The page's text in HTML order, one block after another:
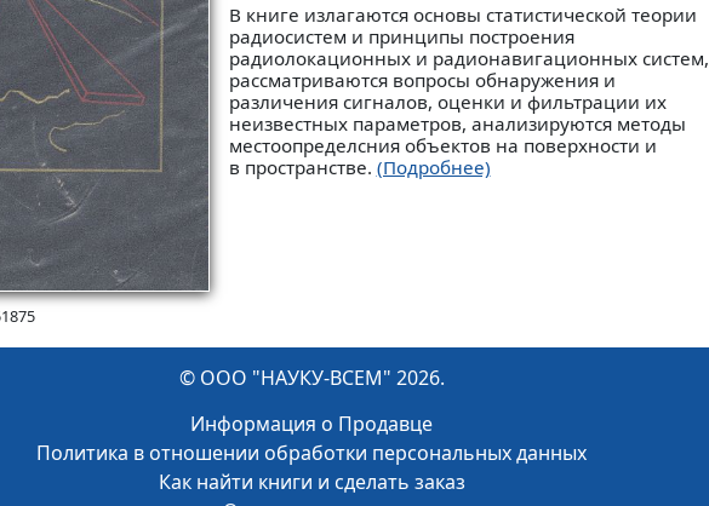
В книге излагаются основы статистической теории
радиосистем и принципы построения
радиолокационных и радионавигационных систем,
рассматриваются вопросы обнаружения и
различения сигналов, оценки и фильтрации их
неизвестных параметров, анализируются методы
местоопределсния объектов на поверхности и
в пространстве. (Подробнее)
© ООО "НАУКУ-ВСЕМ" 2026.
Информация о Продавце
Политика в отношении обработки персональных данных
Как найти книги и сделать заказ